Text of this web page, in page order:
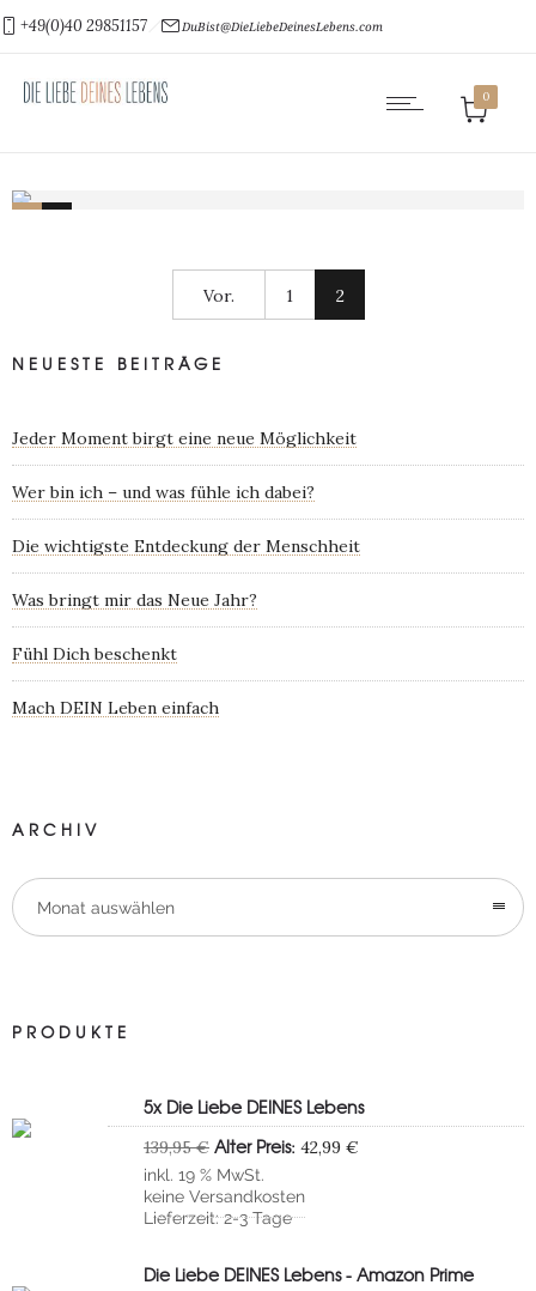
+49(0)40 29851157 DuBist@DieLiebeDeinesLebens.com
0
Vor. 1 2
NEUESTE BEITRÄGE
Jeder Moment birgt eine neue Möglichkeit
Wer bin ich – und was fühle ich dabei?
Die wichtigste Entdeckung der Menschheit
Was bringt mir das Neue Jahr?
Fühl Dich beschenkt
Mach DEIN Leben einfach
ARCHIV
Monat auswählen
PRODUKTE
5x Die Liebe DEINES Lebens
139,95€ Ursprünglicher
Preis
war:
139,95 €
Alter Preis: 42,99 €
inkl. 19 % MwSt.
keine Versandkosten
Lieferzeit:2-3 Tage
Die Liebe DEINES Lebens - Amazon Prime